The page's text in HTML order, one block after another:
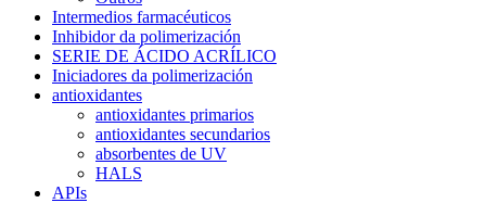
Intermedios farmacéuticos
Inhibidor da polimerización
SERIE DE ÁCIDO ACRÍLICO
Iniciadores da polimerización
antioxidantes
antioxidantes primarios
antioxidantes secundarios
absorbentes de UV
HALS
APIs